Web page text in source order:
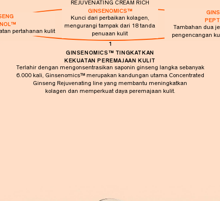
N
T
REJUVENATING CREAM RICH
GINSENOMICS™
Kunci dari perbaikan kolagen,
mengurangi tampak dari 18 tanda
penuaan kulit
pertahanan kulit
Tambahan dua
pengencangan
1
GINSENOMICS™ TINGKATKAN
KEKUATAN PEREMAJAAN KULIT
Terlahir dengan mengonsentrasikan saponin ginseng langka sebanyak
6.000 kali, Ginsenomics™ merupakan kandungan utama Concentrated
Ginseng Rejuvenating line yang membantu meningkatkan
kolagen dan memperkuat daya peremajaan kulit.